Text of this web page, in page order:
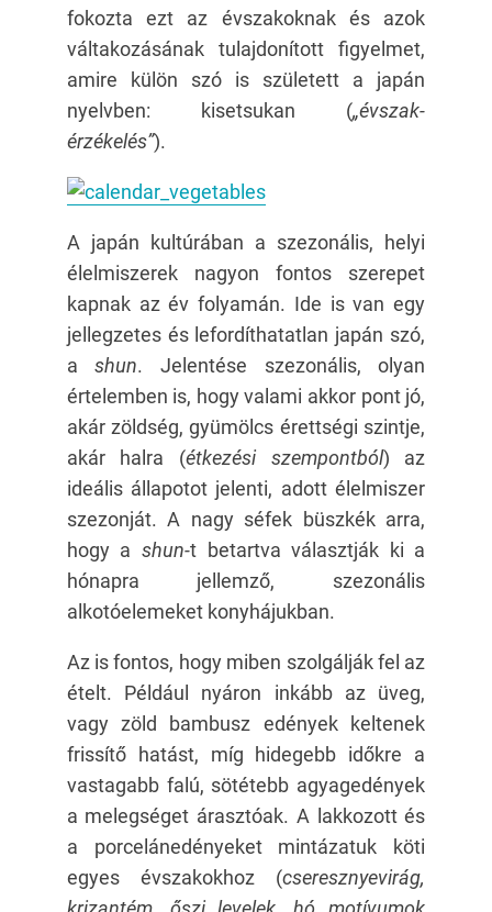
fokozta ezt az évszakoknak és azok
váltakozásának tulajdonított figyelmet,
amire külön szó is született a japán
nyelvben: kisetsukan („évszak-
érzékelés”).
A japán kultúrában a szezonális, helyi
élelmiszerek nagyon fontos szerepet
kapnak az év folyamán. Ide is van egy
jellegzetes és lefordíthatatlan japán szó,
ashun. Jelentése szezonális, olyan
értelemben is, hogy valami akkor pont jó,
akár zöldség, gyümölcs érettségi szintje,
akár halra (étkezési szempontból) az
ideális állapotot jelenti, adott élelmiszer
szezonját. A nagy séfek büszkék arra,
hogy a shun-t betartva választják ki a
hónapra jellemző, szezonális
alkotóelemeket konyhájukban.
Az is fontos, hogy miben szolgálják fel az
ételt. Például nyáron inkább az üveg,
vagy zöld bambusz edények keltenek
frissítő hatást, míg hidegebb időkre a
vastagabb falú, sötétebb agyagedények
a melegséget árasztóak. A lakkozott és
a porcelánedényeket mintázatuk köti
egyes évszakokhoz (cseresznyevirág,